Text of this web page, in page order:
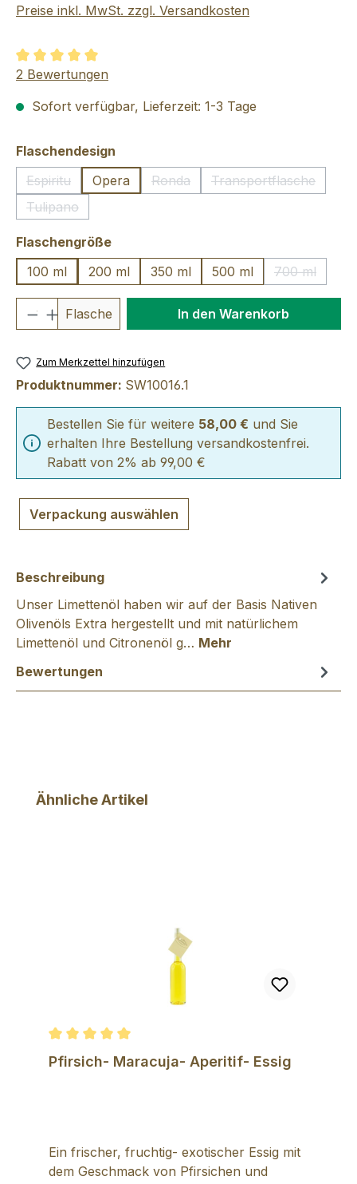
Preise inkl. MwSt. zzgl. Versandkosten
Durchschnittliche Bewertung von 5 von 5 Sternen
2 Bewertungen
Sofort verfügbar, Lieferzeit: 1-3 Tage
Flaschendesign
Espiritu
(Diese Option ist zurzeit nicht verfügbar.)
Opera Ronda
(Diese Option ist zurzeit nicht
Transportflasche
(Diese Option ist
Tulipano
(Diese Option ist zurzeit nicht verfügbar.)
Flaschengrößeauswählen
100 ml
200 ml 350 ml 500 ml 700 ml
(Diese
Produkt Anzahl: Gib den
Flasche In den Warenkorb
Zum Merkzettel hinzufügen
Produktnummer: SW10016.1
Bestellen Sie für weitere 58,00 € und Sie
erhalten Ihre Bestellung versandkostenfrei.
Rabatt von 2% ab 99,00 €
Verpackung auswählen
Beschreibung
Unser Limettenöl haben wir auf der Basis Nativen
Olivenöls Extra hergestellt und mit natürlichem
Limettenöl und Citronenöl g… Mehr
Bewertungen
Produktgalerie überspringen
Ähnliche Artikel
Durchschnittliche Bewertung von 5 von 5 Sternen
Pfirsich- Maracuja- Aperitif- Essig
Ein frischer, fruchtig- exotischer Essig mit
dem Geschmack von Pfirsichen und